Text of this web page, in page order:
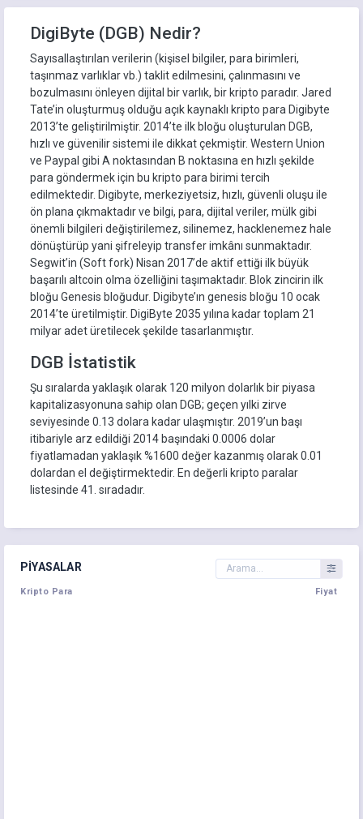
DigiByte (DGB) Nedir?
Sayısallaştırılan verilerin (kişisel bilgiler, para birimleri,
taşınmaz varlıklar vb.) taklit edilmesini, çalınmasını ve
bozulmasını önleyen dijital bir varlık, bir kripto paradır. Jared
Tate’in oluşturmuş olduğu açık kaynaklı kripto para Digibyte
2013’te geliştirilmiştir. 2014’te ilk bloğu oluşturulan DGB,
hızlı ve güvenilir sistemi ile dikkat çekmiştir. Western Union
ve Paypal gibi A noktasından B noktasına en hızlı şekilde
para göndermek için bu kripto para birimi tercih
edilmektedir. Digibyte, merkeziyetsiz, hızlı, güvenli oluşu ile
ön plana çıkmaktadır ve bilgi, para, dijital veriler, mülk gibi
önemli bilgileri değiştirilemez, silinemez, hacklenemez hale
dönüştürüp yani şifreleyip transfer imkânı sunmaktadır.
Segwit’in (Soft fork) Nisan 2017’de aktif ettiği ilk büyük
başarılı altcoin olma özelliğini taşımaktadır. Blok zincirin ilk
bloğu Genesis bloğudur. Digibyte’ın genesis bloğu 10 ocak
2014’te üretilmiştir. DigiByte 2035 yılına kadar toplam 21
milyar adet üretilecek şekilde tasarlanmıştır.
DGB İstatistik
Şu sıralarda yaklaşık olarak 120 milyon dolarlık bir piyasa
kapitalizasyonuna sahip olan DGB; geçen yılki zirve
seviyesinde 0.13 dolara kadar ulaşmıştır. 2019’un başı
itibariyle arz edildiği 2014 başındaki 0.0006 dolar
fiyatlamadan yaklaşık %1600 değer kazanmış olarak 0.01
dolardan el değiştirmektedir. En değerli kripto paralar
listesinde 41. sıradadır.
PIYASALAR
Kripto Para Fiyat